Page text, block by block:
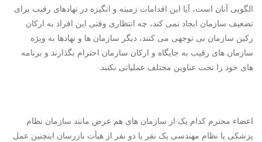
الگویی آنان است، آیا این اقدامات زمینه و انگیزه در نهادهای رقیب برای
تضعیف سازمان ایجاد نمی کند، چه انتظاری وقتی این افراد به ارکان
رکین سازمان بی توجهی می کنند، دیگر سازمان ها و نهادها به ویژه
سازمان های رقیب به جایگاه و ارکان سازمان احترام بگذارند و برنامه
های خود را تحت عناوین مختلف عملیاتی نکنند.
اعضاء محترم کدام یک از سازمان های هم عرض مانند سازمان نظام
پزشکی یا نظام مهندسی یک نفر یا دو نفر از هیأت بازرسان اینچنین عمل